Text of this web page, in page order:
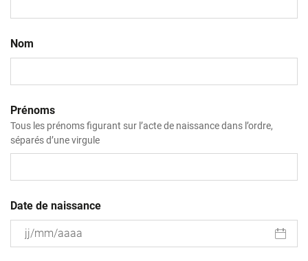
Nom
Prénoms
Tous les prénoms figurant sur l’acte de naissance dans l’ordre,
séparés d’une virgule
Date de naissance